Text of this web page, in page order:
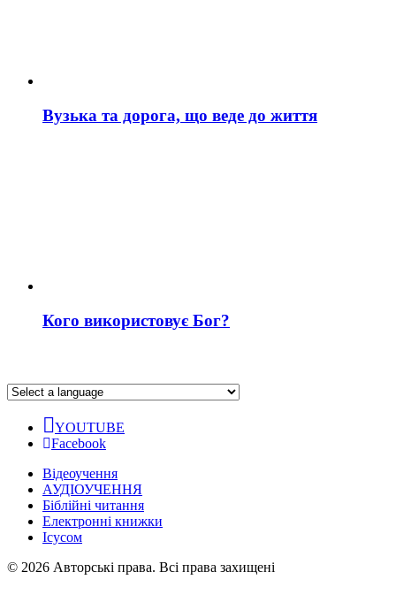
Вузька та дорога, що веде до життя
Кого використовує Бог?
YOUTUBE
Facebook
Відеоучення
АУДІОУЧЕННЯ
Біблійні читання
Електронні книжки
Ісусом
© 2026 Авторські права. Всі права захищені